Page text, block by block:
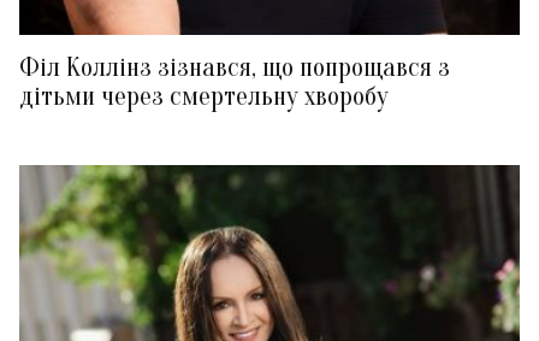
Філ Коллінз зізнався, що попрощався з
дітьми через смертельну хворобу